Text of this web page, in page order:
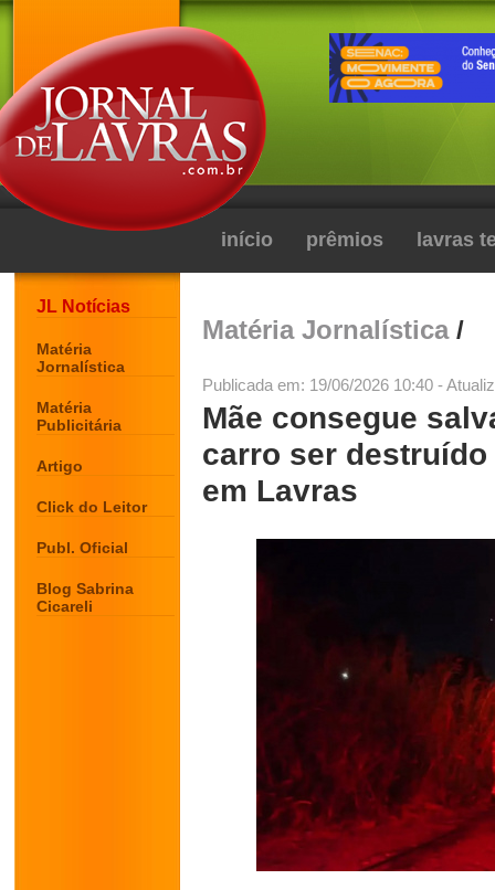
início prêmios lavras
JL Notícias
Matéria
Jornalística
Matéria
Publicitária
Artigo
Click do Leitor
Publ. Oficial
Blog Sabrina
Cicareli
Matéria Jornalística/
Publicada em: 19/06/2026 10:40 -
Mãe consegue
carro ser
em Lavras